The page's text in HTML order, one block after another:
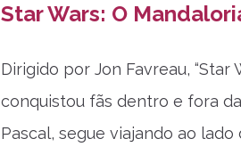
Star Wars: O
Dirigido por Jon Favreau,
conquistou fãs dentro e fora
Pascal, segue viajando ao